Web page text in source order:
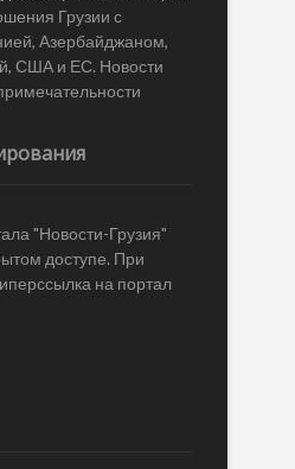
Грузии с
Азербайджаном,
США и ЕС. Новости
"Новости-Грузия"
доступе. При
на портал